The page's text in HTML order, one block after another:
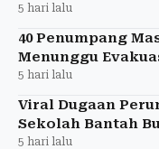
5 hari lalu
40 Penumpang
Menunggu
5 hari lalu
Viral Dugaan
Sekolah Bantah
5 hari lalu